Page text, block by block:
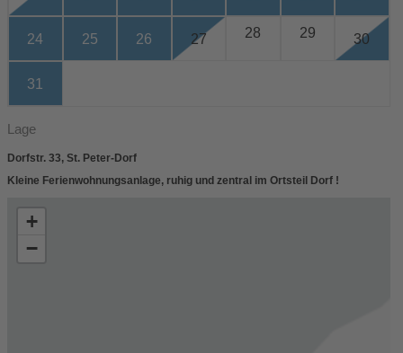
24 25 26 27 28 29 30
31
Lage
Dorfstr. 33, St. Peter-Dorf
Kleine Ferienwohnungsanlage, ruhig und zentral im Ortsteil Dorf !
+
−